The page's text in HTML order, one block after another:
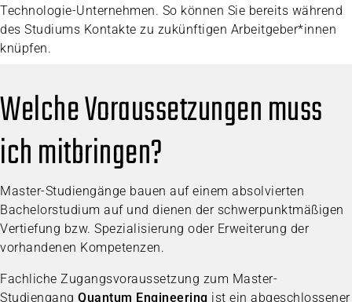
Technologie-Unternehmen. So können Sie bereits während
des Studiums Kontakte zu zukünftigen Arbeitgeber*innen
knüpfen.
Welche Voraussetzungen muss
ich mitbringen?
Master-Studiengänge bauen auf einem absolvierten
Bachelorstudium auf und dienen der schwerpunktmäßigen
Vertiefung bzw. Spezialisierung oder Erweiterung der
vorhandenen Kompetenzen.
Fachliche Zugangsvoraussetzung zum Master-
Studiengang Quantum Engineering ist ein abgeschlossener